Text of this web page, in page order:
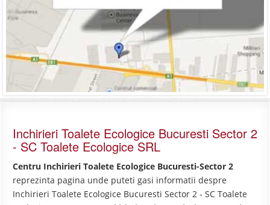
Inchirieri Toalete Ecologice Bucuresti Sector 2
- SC Toalete Ecologice SRL
Centru Inchirieri Toalete Ecologice Bucuresti-Sector 2
reprezinta pagina unde puteti gasi informatii despre
Inchirieri Toalete Ecologice Bucuresti Sector 2 - SC Toalete